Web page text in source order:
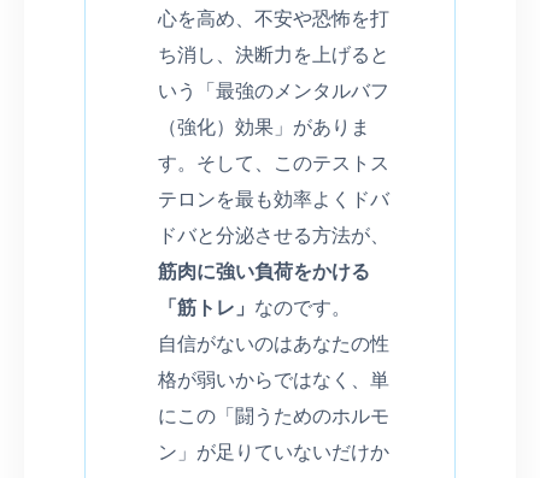
心を高め、不安や恐怖を打
ち消し、決断力を上げると
いう「最強のメンタルバフ
（強化）効果」がありま
す。そして、このテストス
テロンを最も効率よくドバ
ドバと分泌させる方法が、
筋肉に強い負荷をかける
「筋トレ」 なのです。
自信がないのはあなたの性
格が弱いからではなく、単
にこの「闘うためのホルモ
ン」が足りていないだけか